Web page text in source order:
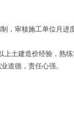
，审核施工单位月进
上土建造价经验，熟
道德，责任心强。